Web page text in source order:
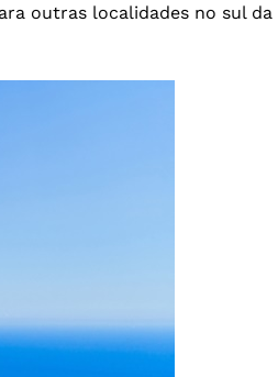
outras localidades no sul da